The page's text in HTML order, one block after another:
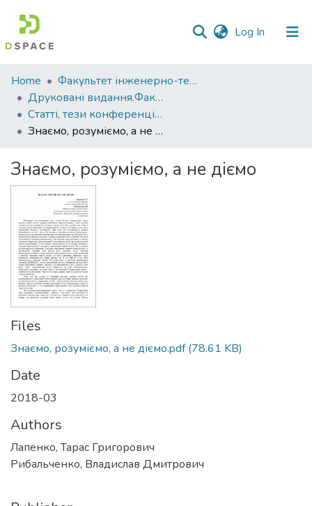
Log In (current)
Communities
&
Collections
All of DSpace
Statistics
Home
Факультет інженерно-технологічний
Друковані видання.Факультет інженерно-технологічний
Статті, тези конференцій. Факультет інженерно-технологічний
Знаємо, розуміємо, а не діємо
Знаємо, розуміємо, а не діємо
Files
Знаємо, розуміємо, а не діємо.pdf(78.61 KB)
Date
2018-03
Authors
Лапенко, Тарас Григорович
Рибальченко, Владислав Дмитрович